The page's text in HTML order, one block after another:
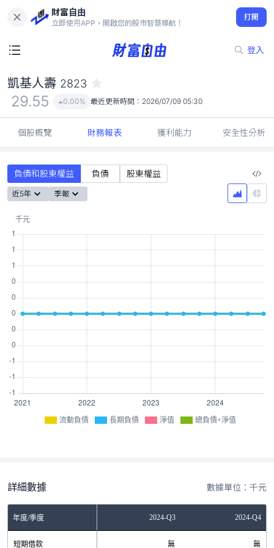
財富自由
立即使用APP，開啟您的股市智慧導航！
打開
登入
29.55
0.00%
凱基人壽 2823
29.55 0.00% 最近更新時間： 2026/07/09 05:30
個股概覽 財務報表 獲利能力 安全性分析
負債和股東權益 負債 股東權益
近5年 季報
流動負債 長期負債 淨值 總負債+淨值
詳細數據 數據單位：千元
年度/季度 2024-Q3 2024-Q4
短期借款 無 無